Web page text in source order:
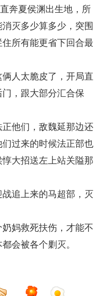
奔夏侯渊出生地，所
灭多少算多少，突围
所有能更省下回合最
人太脆皮了，开局直
，跟大部分汇合保
他们，敌魏延那边还
过来的时候法正部也
大招送左上站关隘那
追上来的马超部，灭
妈救死扶伤，才能不
会被各个剿灭。